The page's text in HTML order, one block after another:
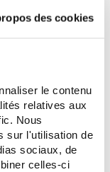
des cookies
le contenu
relatives aux
Nous
sur l'utilisation de
sociaux, de
celles-ci